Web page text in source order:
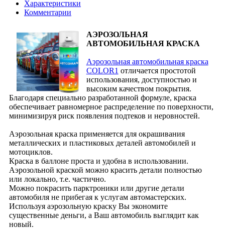
Характеристики
Комментарии
АЭРОЗОЛЬНАЯ
АВТОМОБИЛЬНАЯ КРАСКА
Аэрозольная автомобильная краска
COLOR1 отличается простотой
использования, доступностью и
высоким качеством покрытия.
Благодаря специально разработанной формуле, краска
обеспечивает равномерное распределение по поверхности,
минимизируя риск появления подтеков и неровностей.
Аэрозольная краска применяется для окрашивания
металлических и пластиковых деталей автомобилей и
мотоциклов.
Краска в баллоне проста и удобна в использовании.
Аэрозольной краской можно красить детали полностью
или локально, т.е. частично.
Можно покрасить парктроники или другие детали
автомобиля не прибегая к услугам автомастерских.
Используя аэрозольную краску Вы экономите
существенные деньги, а Ваш автомобиль выглядит как
новый.